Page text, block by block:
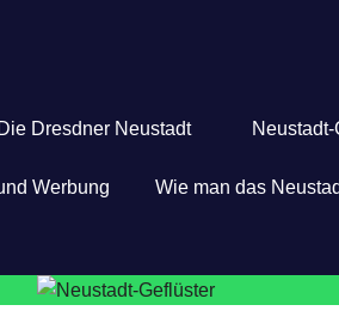
Die Dresdner Neustadt
Werbung Wie man das